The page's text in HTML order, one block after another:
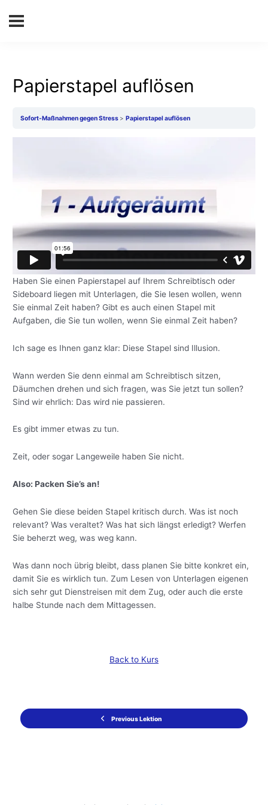
Papierstapel auflösen
Sofort-Maßnahmen gegen Stress Papierstapel auflösen
Haben Sie einen Papierstapel auf Ihrem Schreibtisch oder
Sideboard liegen mit Unterlagen, die Sie lesen wollen, wenn
Sie einmal Zeit haben? Gibt es auch einen Stapel mit
Aufgaben, die Sie tun wollen, wenn Sie einmal Zeit haben?
Ich sage es Ihnen ganz klar: Diese Stapel sind Illusion.
Wann werden Sie denn einmal am Schreibtisch sitzen,
Däumchen drehen und sich fragen, was Sie jetzt tun sollen?
Sind wir ehrlich: Das wird nie passieren.
Es gibt immer etwas zu tun.
Zeit, oder sogar Langeweile haben Sie nicht.
Also: Packen Sie’s an!
Gehen Sie diese beiden Stapel kritisch durch. Was ist noch
relevant? Was veraltet? Was hat sich längst erledigt? Werfen
Sie beherzt weg, was weg kann.
Was dann noch übrig bleibt, dass planen Sie bitte konkret ein,
damit Sie es wirklich tun. Zum Lesen von Unterlagen eigenen
sich sehr gut Dienstreisen mit dem Zug, oder auch die erste
halbe Stunde nach dem Mittagessen.
Previous Lektion
Back to Kurs